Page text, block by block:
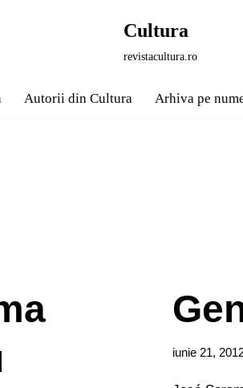
Cultura
revistacultura.ro
Autorii din Cultura Arhiva pe
iunie 21,